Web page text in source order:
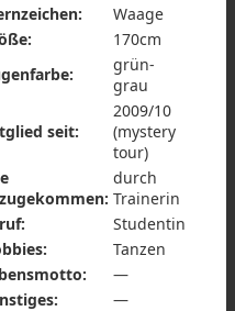
Waage
170cm
grün-
grau
seit:
2009/10
(mystery
tour)
durch
Trainerin
Studentin
Tanzen
—
—